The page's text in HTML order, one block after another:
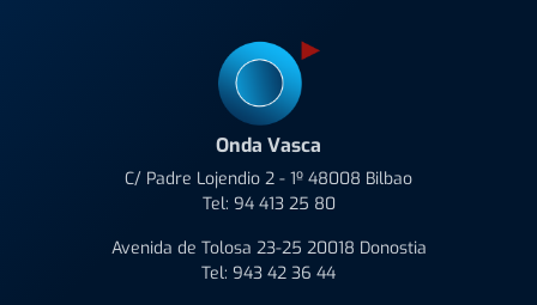
Onda Vasca
C/ Padre Lojendio 2 - 1º 48008 Bilbao
Tel: 94 413 25 80
Avenida de Tolosa 23-25 20018 Donostia
Tel: 943 42 36 44